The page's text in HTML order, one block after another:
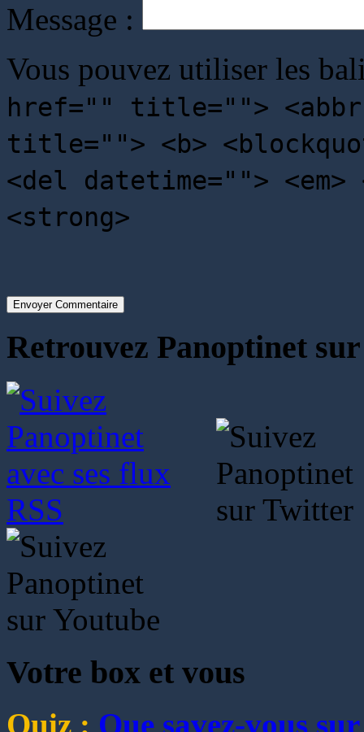
Message :
Vous pouvez utiliser les
href="" title="">
title=""> <b>
<del datetime="">
<strong>
Envoyer Commentaire
Retrouvez Panoptinet sur
Votre box et vous
Quiz : Que savez-vous